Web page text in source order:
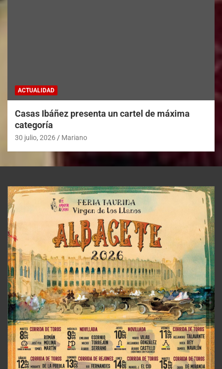
ACTUALIDAD
Casas Ibáñez presenta un cartel de máxima
categoría
30 julio, 2026 Mariano